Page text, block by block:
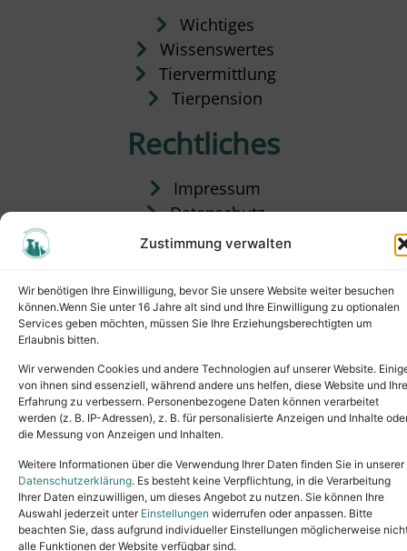
Zustimmung verwalten
Wir benötigen Ihre Einwilligung, bevor Sie unsere Website weiter besuchen
können.Wenn Sie unter 16 Jahre alt sind und Ihre Einwilligung zu optionalen
Services geben möchten, müssen Sie Ihre Erziehungsberechtigten um
Erlaubnis bitten.
Wir verwenden Cookies und andere Technologien auf unserer Website.
von ihnen sind essenziell, während andere uns helfen, diese Website und Ihre
Erfahrung zu verbessern. Personenbezogene Daten können verarbeitet
werden (z. B. IP-Adressen), z. B. für personalisierte Anzeigen und Inhalte
die Messung von Anzeigen und Inhalten.
Weitere Informationen über die Verwendung Ihrer Daten finden Sie in unserer
Datenschutzerklärung. Es besteht keine Verpflichtung, in die Verarbeitung
Ihrer Daten einzuwilligen, um dieses Angebot zu nutzen. Sie können Ihre
Auswahl jederzeit unter Einstellungen widerrufen oder anpassen. Bitte
beachten Sie, dass aufgrund individueller Einstellungen möglicherweise
alle Funktionen der Website verfügbar sind.
Wichtiges
Wissenswertes
Tiervermittlung
Tierpension
Rechtliches
Impressum
Datenschutz
Satzung
Copyright © 2024. All rights reserved.
Tel.: (02631) 55356buero@tierheim-neuwied.de
Ludwigshof 1, 56567 Neuwied